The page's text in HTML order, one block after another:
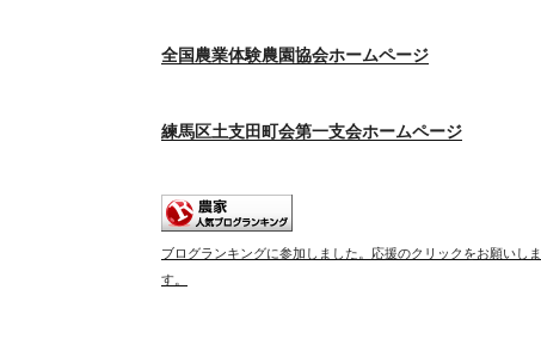
全国農業体験農園協会ホームページ
練馬区土支田町会第一支会ホームページ
ブログランキングに参加しました。応援のクリックをお願いしま
す。